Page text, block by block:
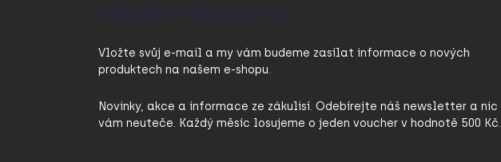
ODEBÍRAT NEWSLETTER
Vložte svůj e-mail a my vám budeme zasílat informace o nových
produktech na našem e-shopu.
Novinky, akce a informace ze zákulisí. Odebírejte náš newsletter a nic
vám neuteče. Každý měsíc losujeme o jeden voucher v hodnotě 500 Kč.